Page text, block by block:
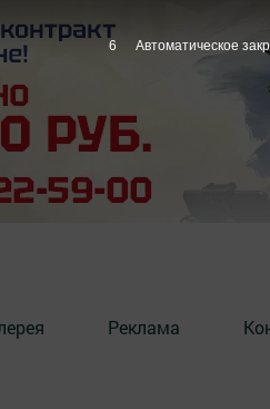
Реклама
5 Автоматическое